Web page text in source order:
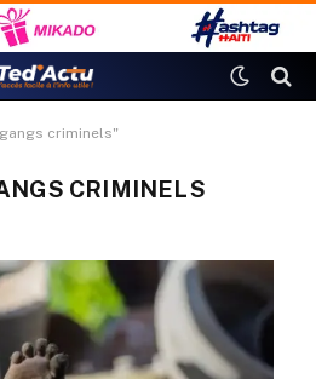
criminels"
CRIMINELS